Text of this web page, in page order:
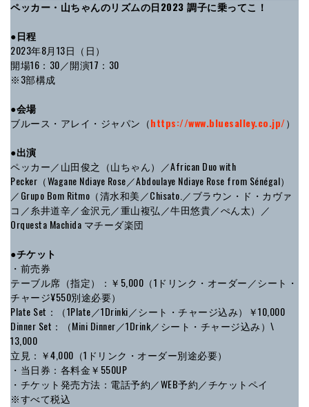
ペッカー・山ちゃんのリズムの日2023 調子に乗ってこ！
●日程
2023年8月13日（日）
開場16：30／開演17：30
※3部構成
●会場
ブルース・アレイ・ジャパン（https://www.bluesalley.co.jp/）
●出演
ペッカー／山田俊之（山ちゃん）／African Duo with
Pecker（Wagane Ndiaye Rose／Abdoulaye Ndiaye Rose from Sénégal）
／Grupo Bom Ritmo（清水和美／Chisato.／ブラウン・ド・カヴァ
コ／糸井道辛／金沢元／重山複弘／牛田悠貴／ぺん太）／
Orquesta Machida マチーダ楽団
●チケット
・前売券
テーブル席（指定）：￥5,000（1ドリンク・オーダー／シート・
チャージ¥550別途必要）
Plate Set：（1Plate／1Drinki／シート・チャージ込み）￥10,000
Dinner Set：（Mini Dinner／1Drink／シート・チャージ込み）\
13,000
立見：￥4,000（1ドリンク・オーダー別途必要）
・当日券：各料金￥550UP
・チケット発売方法：電話予約／WEB予約／チケットペイ
※すべて税込